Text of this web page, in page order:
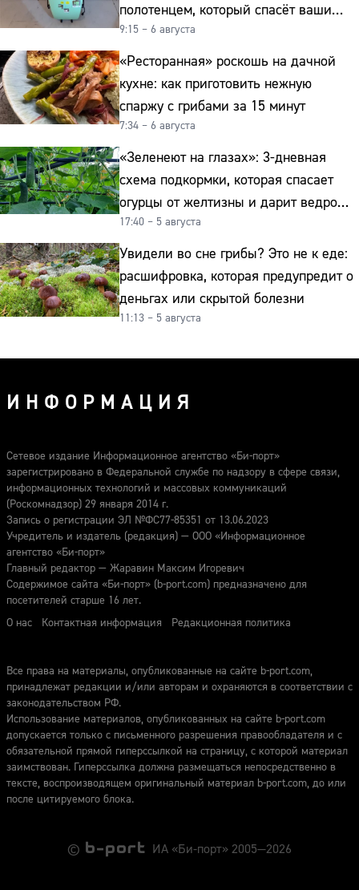
полотенцем, который спасёт ваши
овощи от гнили
9:15 – 6 августа
«Ресторанная» роскошь на дачной
кухне: как приготовить нежную
спаржу с грибами за 15 минут
7:34 – 6 августа
«Зеленеют на глазах»: 3-дневная
схема подкормки, которая спасает
огурцы от желтизны и дарит ведро
урожая
17:40 – 5 августа
Увидели во сне грибы? Это не к еде:
расшифровка, которая предупредит о
деньгах или скрытой болезни
11:13 – 5 августа
ИНФОРМАЦИЯ
Сетевое издание Информационное агентство «Би-порт»
зарегистрировано в Федеральной службе по надзору в сфере связи,
информационных технологий и массовых коммуникаций
(Роскомнадзор) 29 января 2014 г.
Запись о регистрации ЭЛ №ФС77-85351 от 13.06.2023
Учредитель и издатель (редакция) — ООО «Информационное
агентство «Би-порт»
Главный редактор — Жаравин Максим Игоревич
Содержимое сайта «Би-порт» (b-port.com) предназначено для
посетителей старше 16 лет.
О нас
Контактная информация Редакционная политика
Все права на материалы, опубликованные на сайте b-port.com,
принадлежат редакции и/или авторам и охраняются в соответствии с
законодательством РФ.
Использование материалов, опубликованных на сайте b-port.com
допускается только с письменного разрешения правообладателя и с
обязательной прямой гиперссылкой на страницу, с которой материал
заимствован. Гиперссылка должна размещаться непосредственно в
тексте, воспроизводящем оригинальный материал b-port.com, до или
после цитируемого блока.
© ИА «Би-порт» 2005—2026